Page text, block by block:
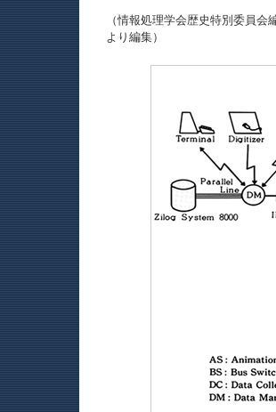
（情報処理学会歴史特別委員
より編集）